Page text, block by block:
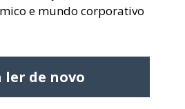
e mundo corporativo
ler de novo